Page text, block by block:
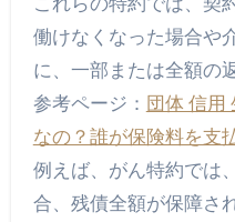
働けなくなった場合や
に、一部または全額の
参考ページ： 団体 信用
なの？誰が保険料を支
例えば、がん特約では
合、残債全額が保障さ